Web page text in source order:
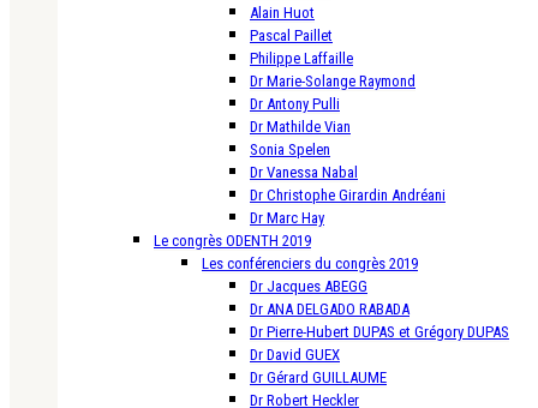
Alain Huot
Pascal Paillet
Philippe Laffaille
Dr Marie-Solange Raymond
Dr Antony Pulli
Dr Mathilde Vian
Sonia Spelen
Dr Vanessa Nabal
Dr Christophe Girardin Andréani
Dr Marc Hay
Le congrès ODENTH 2019
Les conférenciers du congrès 2019
Dr Jacques ABEGG
Dr ANA DELGADO RABADA
Dr Pierre-Hubert DUPAS et Grégory DUPAS
Dr David GUEX
Dr Gérard GUILLAUME
Dr Robert Heckler